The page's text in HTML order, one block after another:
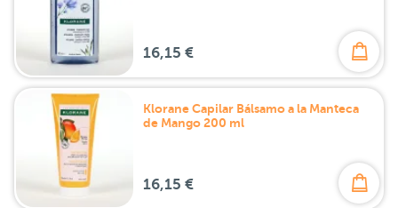
16,15 €
Klorane Capilar Bálsamo a la Manteca
de Mango 200 ml
16,15 €